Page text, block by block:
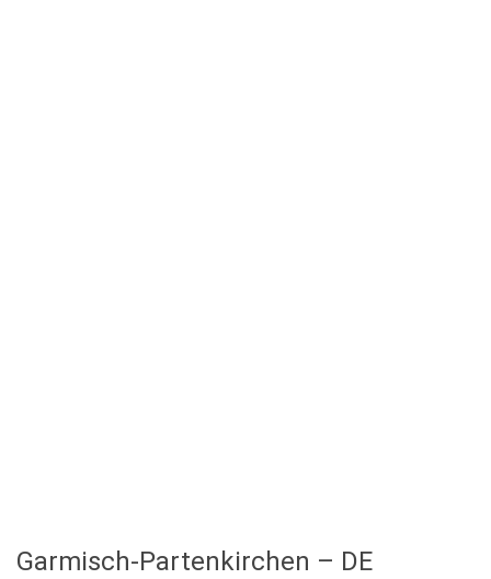
Garmisch-Partenkirchen – DE